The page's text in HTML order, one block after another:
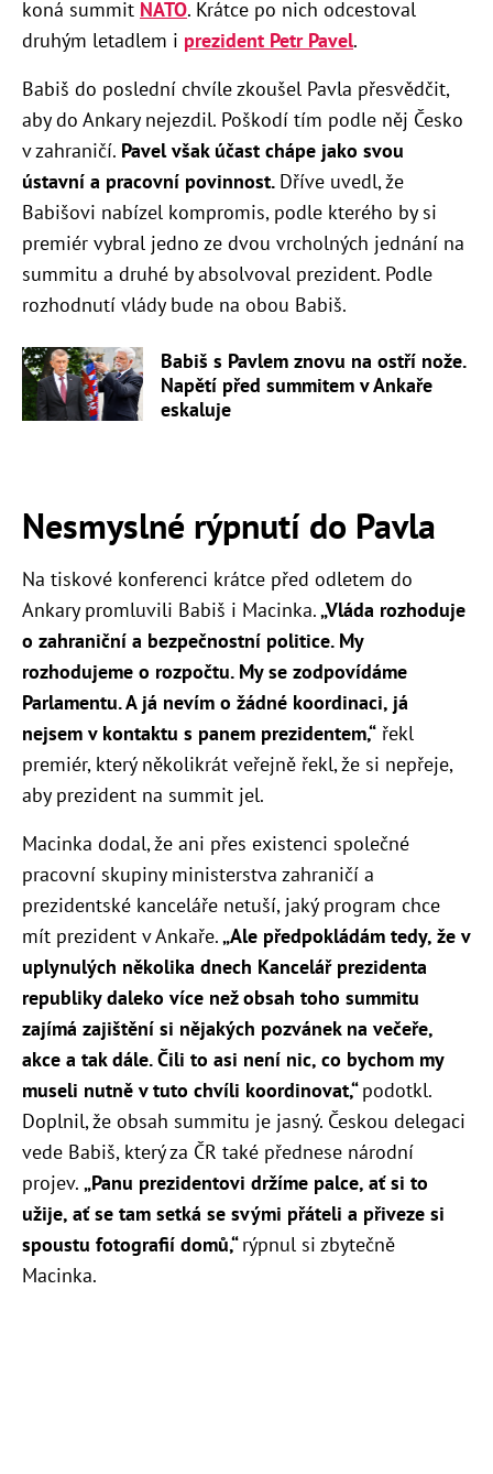
koná summit NATO. Krátce po nich odcestoval
druhým letadlem i prezident Petr Pavel.
Babiš do poslední chvíle zkoušel Pavla přesvědčit,
aby do Ankary nejezdil. Poškodí tím podle něj Česko
v zahraničí. Pavel však účast chápe jako svou
ústavní a pracovní povinnost. Dříve uvedl, že
Babišovi nabízel kompromis, podle kterého by si
premiér vybral jedno ze dvou vrcholných jednání na
summitu a druhé by absolvoval prezident. Podle
rozhodnutí vlády bude na obou Babiš.
Babiš s Pavlem znovu na ostří nože.
Napětí před summitem v Ankaře
eskaluje
Nesmyslné rýpnutí do Pavla
Na tiskové konferenci krátce před odletem do
Ankary promluvili Babiš i Macinka.„Vláda rozhoduje
o zahraniční a bezpečnostní politice. My
rozhodujeme o rozpočtu. My se zodpovídáme
Parlamentu. A já nevím o žádné koordinaci, já
nejsem v kontaktu s panem prezidentem,“ řekl
premiér, který několikrát veřejně řekl, že si nepřeje,
aby prezident na summit jel.
Macinka dodal, že ani přes existenci společné
pracovní skupiny ministerstva zahraničí a
prezidentské kanceláře netuší, jaký program chce
mít prezident v Ankaře.„Ale předpokládám tedy, že v
uplynulých několika dnech Kancelář prezidenta
republiky daleko více než obsah toho summitu
zajímá zajištění si nějakých pozvánek na večeře,
akce a tak dále. Čili to asi není nic, co bychom my
museli nutně v tuto chvíli koordinovat,“podotkl.
Doplnil, že obsah summitu je jasný. Českou delegaci
vede Babiš, který za ČR také přednese národní
projev. „Panu prezidentovi držíme palce, ať si to
užije, ať se tam setká se svými přáteli a přiveze si
spoustu fotografií domů,“rýpnul si zbytečně
Macinka.